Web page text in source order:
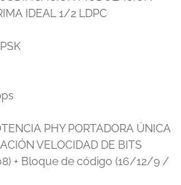
IDEAL 1/2 LDPC
PHY PORTADORA ÚNICA
VELOCIDAD DE BITS
+ Bloque de código (16/12/9 /